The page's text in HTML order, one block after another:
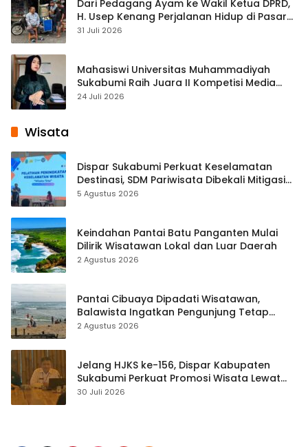
Dari Pedagang Ayam ke Wakil Ketua DPRD,
H. Usep Kenang Perjalanan Hidup di Pasar
Cisaat
31 Juli 2026
Mahasiswi Universitas Muhammadiyah
Sukabumi Raih Juara II Kompetisi Media
Pembelajaran Digital Tingkat Internasional
24 Juli 2026
Wisata
Dispar Sukabumi Perkuat Keselamatan
Destinasi, SDM Pariwisata Dibekali Mitigasi
hingga Teknik Evakuasi
5 Agustus 2026
Keindahan Pantai Batu Panganten Mulai
Dilirik Wisatawan Lokal dan Luar Daerah
2 Agustus 2026
Pantai Cibuaya Dipadati Wisatawan,
Balawista Ingatkan Pengunjung Tetap
Waspada
2 Agustus 2026
Jelang HJKS ke-156, Dispar Kabupaten
Sukabumi Perkuat Promosi Wisata Lewat
Publikasi Digital
30 Juli 2026